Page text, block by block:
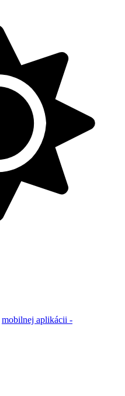
mobilnej aplikácii -